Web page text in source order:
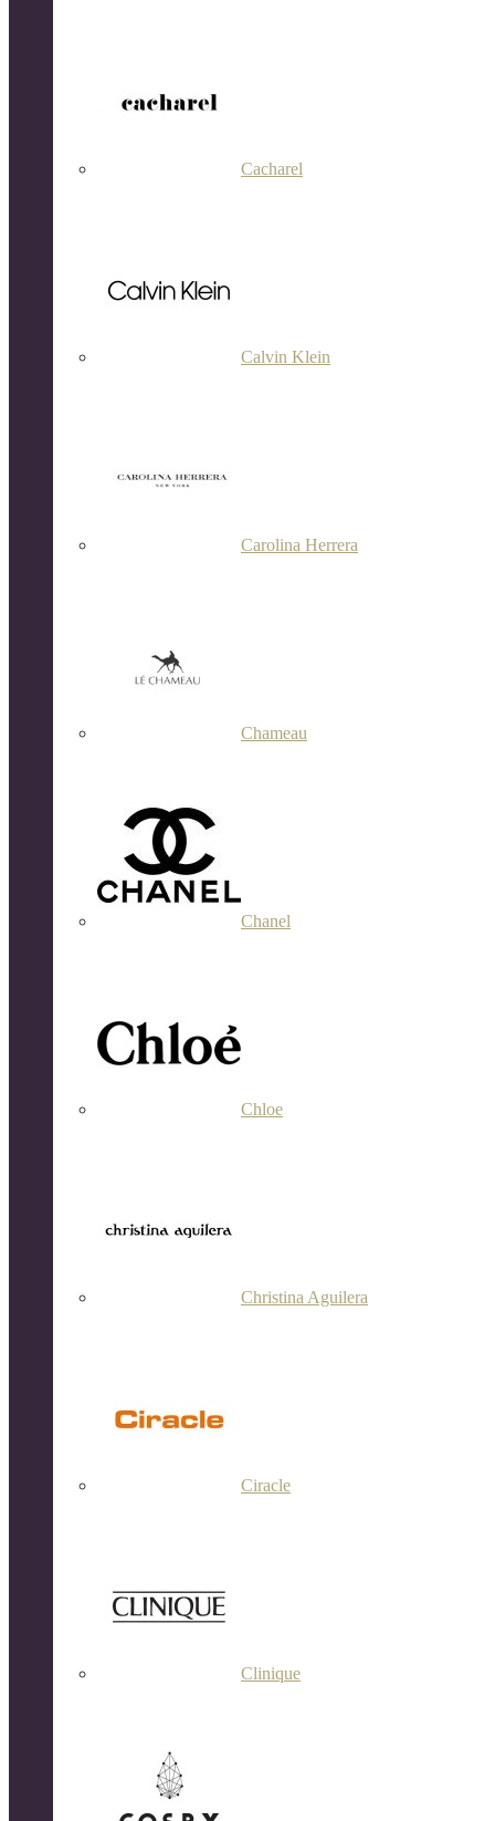
Cacharel
Calvin Klein
Carolina Herrera
Chameau
Chanel
Chloe
Christina Aguilera
Ciracle
Clinique